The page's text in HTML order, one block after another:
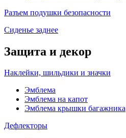
Разъем подушки безопасности
Сиденье заднее
Защита и декор
Наклейки, шильдики и значки
Эмблема
Эмблема на капот
Эмблема крышки багажника
Дефлекторы